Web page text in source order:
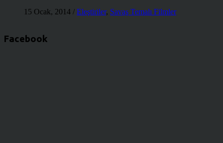
15 Ocak, 2014 / Eleştiriler, Savaş Temalı Filmler
Facebook